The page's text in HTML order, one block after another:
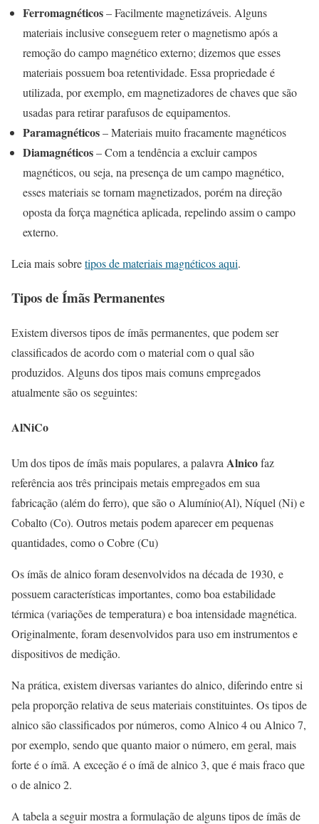
Ferromagnéticos– Facilmente magnetizáveis. Alguns
materiais inclusive conseguem reter o magnetismo após a
remoção do campo magnético externo; dizemos que esses
materiais possuem boa retentividade. Essa propriedade é
utilizada, por exemplo, em magnetizadores de chaves que são
usadas para retirar parafusos de equipamentos.
Paramagnéticos– Materiais muito fracamente magnéticos
Diamagnéticos– Com a tendência a excluir campos
magnéticos, ou seja, na presença de um campo magnético,
esses materiais se tornam magnetizados, porém na direção
oposta da força magnética aplicada, repelindo assim o campo
externo.
Leia mais sobretipos de materiais magnéticos aqui.
Tipos de Ímãs Permanentes
Existem diversos tipos de ímãs permanentes, que podem ser
classificados de acordo com o material com o qual são
produzidos. Alguns dos tipos mais comuns empregados
atualmente são os seguintes:
AlNiCo
Um dos tipos de ímãs mais populares, a palavra Alnicofaz
referência aos três principais metais empregados em sua
fabricação (além do ferro), que são o Alumínio(Al), Níquel (Ni) e
Cobalto (Co). Outros metais podem aparecer em pequenas
quantidades, como o Cobre (Cu)
Os ímãs de alnico foram desenvolvidos na década de 1930, e
possuem características importantes, como boa estabilidade
térmica (variações de temperatura) e boa intensidade magnética.
Originalmente, foram desenvolvidos para uso em instrumentos e
dispositivos de medição.
Na prática, existem diversas variantes do alnico, diferindo entre si
pela proporção relativa de seus materiais constituintes. Os tipos de
alnico são classificados por números, como Alnico 4 ou Alnico 7,
por exemplo, sendo que quanto maior o número, em geral, mais
forte é o ímã. A exceção é o ímã de alnico 3, que é mais fraco que
o de alnico 2.
A tabela a seguir mostra a formulação de alguns tipos de ímãs de